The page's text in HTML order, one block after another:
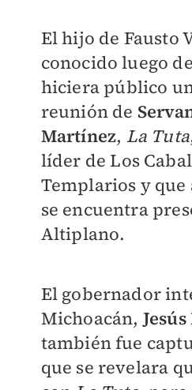
El hijo de Fausto
conocido luego
hiciera público
reunión de
Martínez, La Tuta
líder de Los
Templarios y
se encuentra
Altiplano.
El gobernador
Michoacán,
también fue
que se revelara